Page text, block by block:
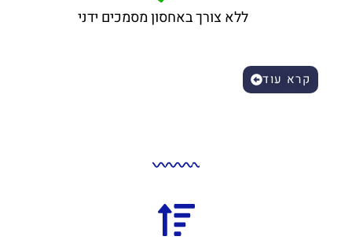
ללא צורך באחסון מסמכים ידני
קרא עוד